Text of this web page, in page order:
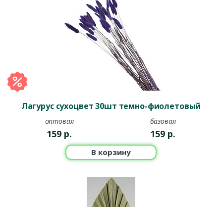
Лагурус сухоцвет 30шт темно-фиолетовый
оптовая
159 р.
базовая
159 р.
В корзину